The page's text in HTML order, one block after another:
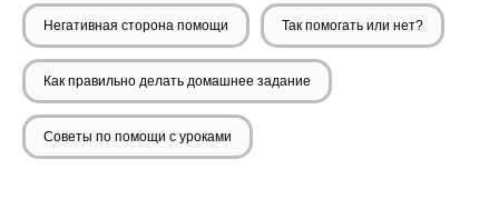
Негативная сторона помощи Так помогать или нет?
Как правильно делать домашнее задание
Советы по помощи с уроками